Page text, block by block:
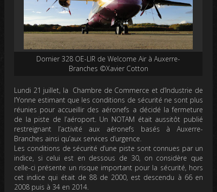
Dornier 328 OE-LIR de Welcome Air à Auxerre-
Branches ©Xavier Cotton
Lundi 21 juillet, la Chambre de Commerce et d’Industrie de
l’Yonne estimant que les conditions de sécurité ne sont plus
réunies pour accueillir des aéronefs a décidé la fermeture
de la piste de l’aéroport. Un NOTAM était aussitôt publié
restreignant l’activité aux aéronefs basés à Auxerre-
Branches ainsi qu’aux services d’urgence.
Les conditions de sécurité d’une piste sont connues par un
indice, si celui est en dessous de 30, on considère que
celle-ci présente un risque important pour la sécurité, hors
cet indice qui était de 88 de 2000, est descendu à 66 en
2008 puis à 34 en 2014.